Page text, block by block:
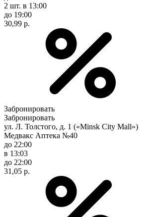
2 шт. в 13:00
до 19:00
30,99 р.
Забронировать
Забронировать
ул. Л. Толстого, д. 1 («Minsk City Mall»)
Медвакс Аптека №40
до 22:00
в 13:03
до 22:00
31,05 р.